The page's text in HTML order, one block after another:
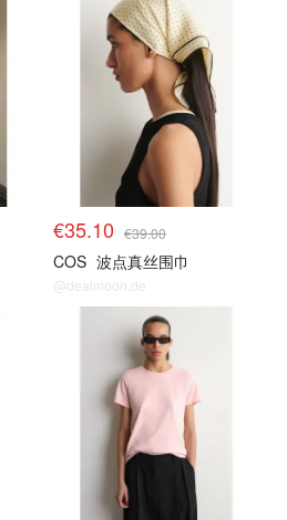
€35.10 €39.00
COS 波点真丝围巾
@dealmoon.de